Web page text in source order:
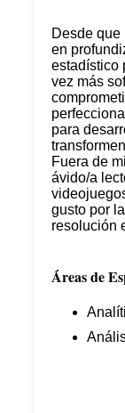
Desde que
en
estadístico
vez más
para
Fuera de
ávido/a
gusto por
resolución
Áreas de